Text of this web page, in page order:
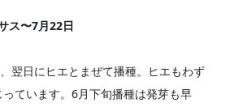
ス〜7月22日
翌日にヒエとまぜて播種。ヒエもわず
ています。6月下旬播種は発芽も早